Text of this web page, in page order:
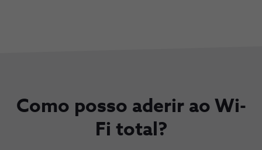
Como posso aderir ao Wi-
Fi total?